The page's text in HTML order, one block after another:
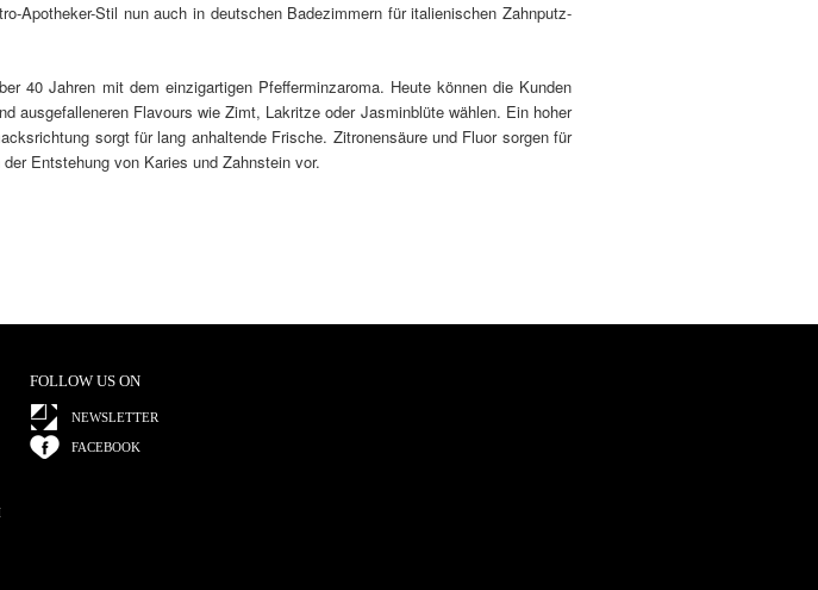
Apotheker-Stil nun auch in deutschen Badezimmern für italienischen Zahnputz-
40 Jahren mit dem einzigartigen Pfefferminzaroma. Heute können die Kunden
ausgefalleneren Flavours wie Zimt, Lakritze oder Jasminblüte wählen. Ein hoher
sorgt für lang anhaltende Frische. Zitronensäure und Fluor sorgen für
Entstehung von Karies und Zahnstein vor.
FOLLOW US ON
NEWSLETTER
FACEBOOK